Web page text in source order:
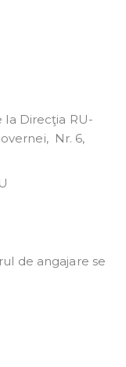
la Direcţia RU-
Nr. 6,
de angajare se